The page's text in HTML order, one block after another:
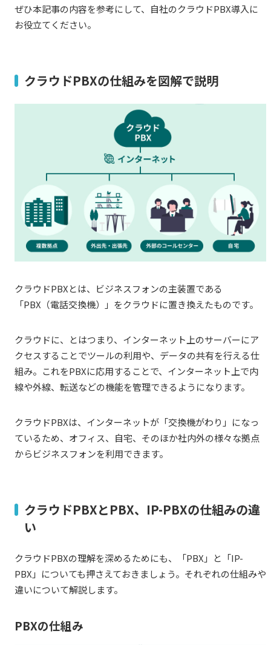
ぜひ本記事の内容を参考にして、自社のクラウドPBX導入に
お役立てください。
クラウドPBXの仕組みを図解で説明
クラウドPBXとは、ビジネスフォンの主装置である
「PBX（電話交換機）」をクラウドに置き換えたものです。
クラウドに、とはつまり、インターネット上のサーバーにア
クセスすることでツールの利用や、データの共有を行える仕
組み。これをPBXに応用することで、インターネット上で内
線や外線、転送などの機能を管理できるようになります。
クラウドPBXは、インターネットが「交換機がわり」になっ
ているため、オフィス、自宅、そのほか社内外の様々な拠点
からビジネスフォンを利用できます。
クラウドPBXとPBX、IP-PBXの仕組みの違
い
クラウドPBXの理解を深めるためにも、「PBX」と「IP-
PBX」についても押さえておきましょう。それぞれの仕組みや
違いについて解説します。
PBXの仕組み